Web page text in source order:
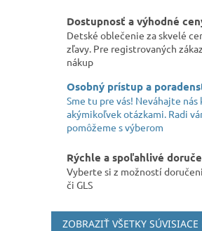
Dostupnosť a výhodné
Detské oblečenie za skvelé
zľavy. Pre registrovaných
nákup
Osobný prístup a
Sme tu pre vás! Neváhajte
akýmikoľvek otázkami. Radi
pomôžeme s výberom
Rýchle a spoľahlivé
Vyberte si z možností
či GLS
ZOBRAZIŤ VŠETKY SÚVISIACE